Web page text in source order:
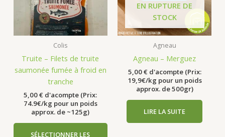
Colis
Truite – Filets de truite
saumonée fumée à froid en
tranche
5,00€ d'acompte (Prix:
74.9€/kg pour un poids
approx. de ~125g)
SÉLECTIONNER LES
EN RUPTURE DE
STOCK
Agneau
Agneau – Merguez
5,00€ d'acompte (Prix:
19,9€/kg pour un poids
approx. de 500gr)
LIRE LA SUITE